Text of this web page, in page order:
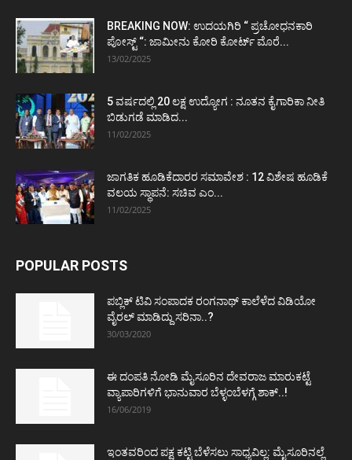
BREAKING NOW: ಉದಯಗಿರಿ “ ಪ್ರಚೋಧನಕಾರಿ
ಪೋಸ್ಟ್‌ “: ಜಾಮೀನು ಕೋರಿ ಕೋರ್ಟ್‌ ಮೊರೆ...
13/02/2025
5 ವರ್ಷದಲ್ಲಿ 20 ಲಕ್ಷ ಉದ್ಯೋಗ : ನೂತನ ಕೈಗಾರಿಕಾ ನೀತಿ
ಬಿಡುಗಡೆ ಮಾಡಿದ...
11/02/2025
ಜಾಗತಿಕ ಹೂಡಿಕೆದಾರರ ಸಮಾವೇಶ : 12 ವಿಶೇಷ ಹೂಡಿಕೆ
ವಲಯ ಸ್ಥಾಪನೆ: ಸಚಿವ ಎಂ...
11/02/2025
POPULAR POSTS
ಪಬ್ಲಿಕ್ ಟಿವಿ ಸಂಪಾದಕ ರಂಗನಾಥ್ ಕಾಲೆಳೆದ ವಿಡಿಯೋ
ವೈರಲ್ ಮಾಡಿದ್ದು ಸರಿನಾ..?
30/03/2020
ಈ ದಂಪತಿ ನೋಡಿ ಮೈಸೂರಿನ ದೇವರಾಜ ಮಾರುಕಟ್ಟೆ
ವ್ಯಾಪಾರಿಗಳಿಗೆ ಭಾನುವಾರ ಬೆಳ್ಳಂಬೆಳಗ್ಗೆ ಶಾಕ್..!
16/06/2019
ಇಂತವರಿಂದ ಪಕ್ಷ ಕಟ್ಟಿ ಬೆಳೆಸಲು ಸಾಧ್ಯವಿಲ್ಲ: ಮೈಸೂರಿನಲ್ಲೆ